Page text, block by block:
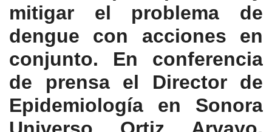
mitigar el problema de
dengue con acciones en
conjunto. En conferencia
de prensa el Director de
Epidemiología en Sonora